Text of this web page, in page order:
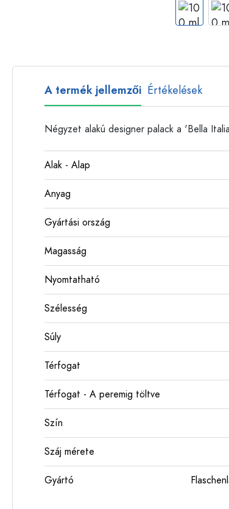
Műanyag
A termék jellemzői Értékelések
Négyzet alakú designer palack a 'Bella
Alak - Alap
Anyag
Gyártási ország
Magasság
Nyomtatható
Szélesség
Súly
Térfogat
Térfogat - A peremig töltve
Szín
Száj mérete
Gyártó